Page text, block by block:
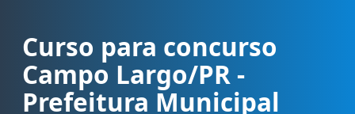
Curso para concurso Campo Largo/PR - Prefeitura Municipal
Curso para concurso
Campo Largo/PR -
Prefeitura Municipal